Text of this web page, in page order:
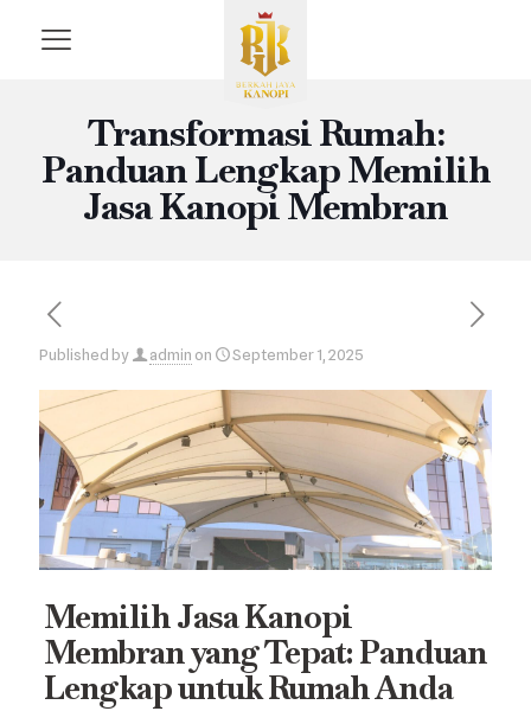
Transformasi Rumah:
Panduan Lengkap Memilih
Jasa Kanopi Membran
Published by admin on September 1, 2025
Memilih Jasa Kanopi
Membran yang Tepat: Panduan
Lengkap untuk Rumah Anda